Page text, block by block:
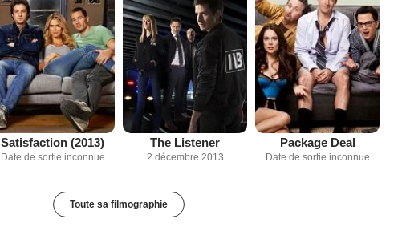
Satisfaction (2013)
Date de sortie inconnue
The Listener
2 décembre 2013
Package Deal
Date de sortie inconnue
Toute sa filmographie